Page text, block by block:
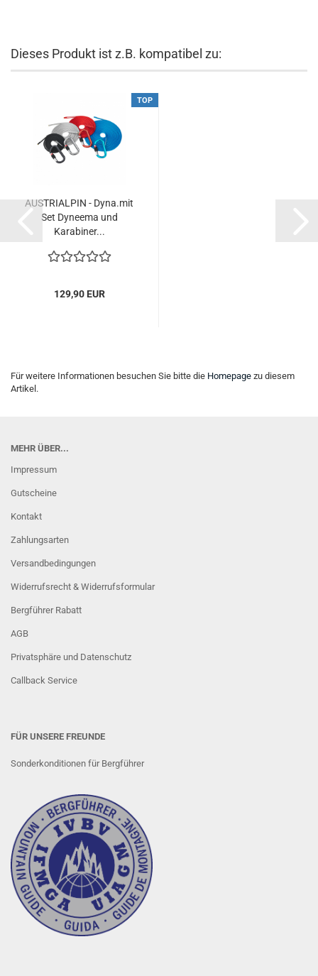
Dieses Produkt ist z.B. kompatibel zu:
TOP
AUSTRIALPIN - Dyna.mit
Set Dyneema und
Karabiner...
129,90 EUR
Für weitere Informationen besuchen Sie bitte die Homepage zu diesem
Artikel.
MEHR ÜBER...
Impressum
Gutscheine
Kontakt
Zahlungsarten
Versandbedingungen
Widerrufsrecht & Widerrufsformular
Bergführer Rabatt
AGB
Privatsphäre und Datenschutz
Callback Service
FÜR UNSERE FREUNDE
Sonderkonditionen für Bergführer